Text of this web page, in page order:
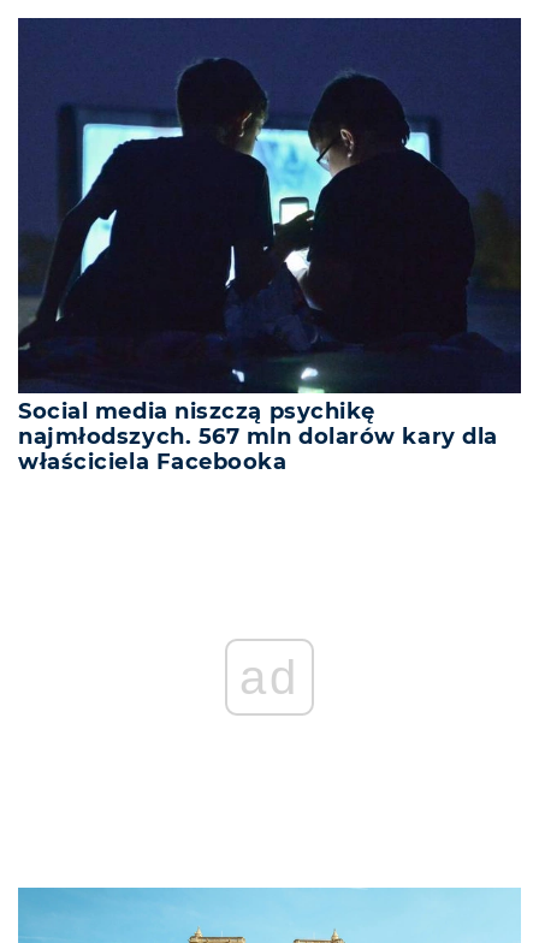
Social media niszczą psychikę
najmłodszych. 567 mln dolarów kary dla
właściciela Facebooka
ad